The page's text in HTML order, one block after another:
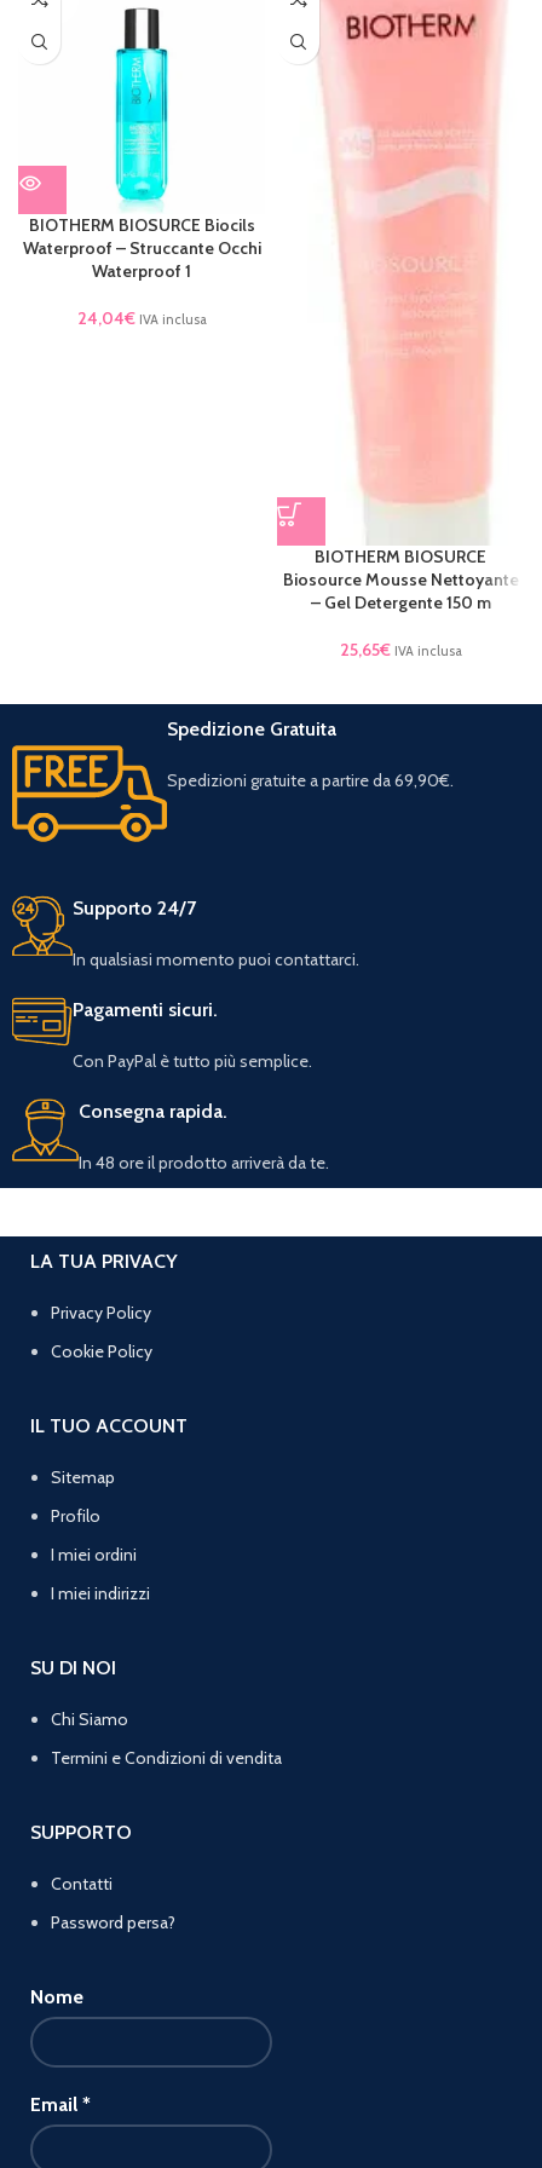
TO
BIOTHERM BIOSURCE Biocils
Waterproof – Struccante Occhi
Waterproof 1
24,04€ IVA inclusa
BIOTHERM BIOSURCE
Biosource Mousse Nettoyante
– Gel Detergente 150 m
25,65€ IVA inclusa
Spedizione Gratuita
Spedizioni gratuite a partire da 69,90€.
Supporto 24/7
In qualsiasi momento puoi contattarci.
Pagamenti sicuri.
Con PayPal è tutto più semplice.
Consegna rapida.
In 48 ore il prodotto arriverà da te.
LA TUA PRIVACY
Privacy Policy
Cookie Policy
IL TUO ACCOUNT
Sitemap
Profilo
I miei ordini
I miei indirizzi
SU DI NOI
Chi Siamo
Termini e Condizioni di vendita
SUPPORTO
Contatti
Password persa?
Nome
Email *